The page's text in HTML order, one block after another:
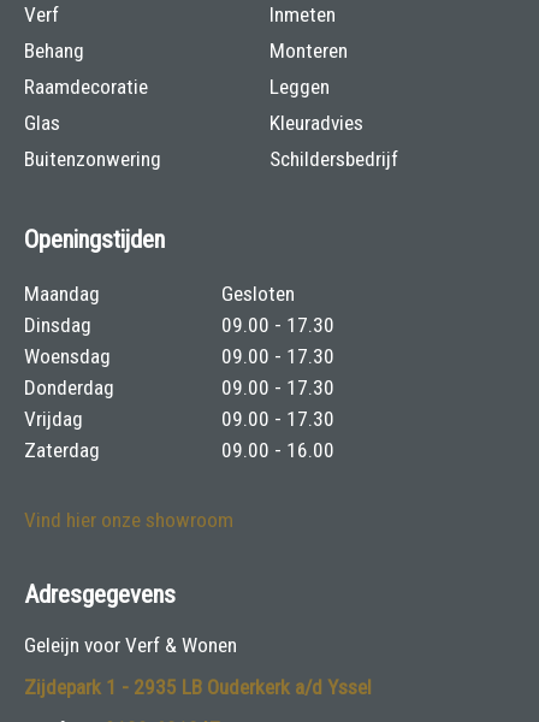
Verf
Behang
Raamdecoratie
Glas
Buitenzonwering
Inmeten
Monteren
Leggen
Kleuradvies
Schildersbedrijf
Openingstijden
Maandag
Gesloten
Dinsdag
09.00 - 17.30
Woensdag
09.00 - 17.30
Donderdag
09.00 - 17.30
Vrijdag
09.00 - 17.30
Zaterdag
09.00 - 16.00
Vind hier onze showroom
Adresgegevens
Geleijn voor Verf & Wonen
Zijdepark 1 - 2935 LB Ouderkerk a/d Yssel